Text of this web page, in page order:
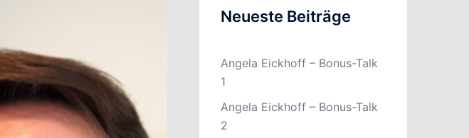
Neueste Beiträge
Angela Eickhoff – Bonus-Talk
1
Angela Eickhoff – Bonus-Talk
2